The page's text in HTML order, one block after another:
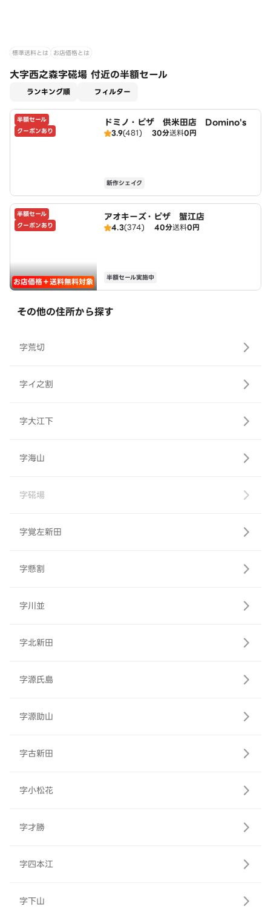
標準送料とは お店価格とは
大字西之森字硴場 付近の半額セール
ランキング順 フィルター
半額セール
クーポンあり
ドミノ・ピザ 供米田店 Domino's
3.9(481) 30分送料0円
新作シェイク
半額セール
クーポンあり
お店価格＋送料無料対象
アオキーズ・ピザ 蟹江店
4.3(374) 40分送料0円
半額セール実施中
その他の住所から探す
字荒切
字イ之割
字大江下
字海山
字硴場
字覚左新田
字懸割
字川並
字北新田
字源氏島
字源助山
字古新田
字小松花
字才勝
字四本江
字下山